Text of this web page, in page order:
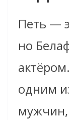
Петь —
но
одним